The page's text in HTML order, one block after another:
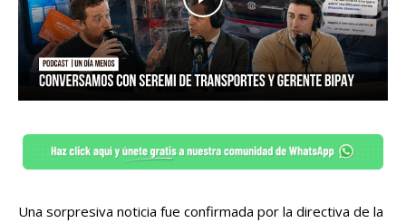
Una sorpresiva noticia fue confirmada por la directiva de la